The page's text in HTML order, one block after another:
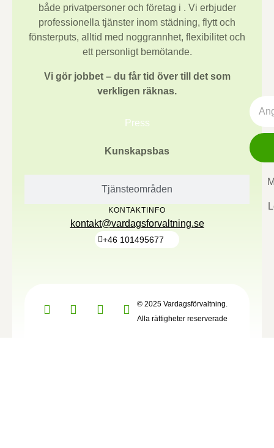
både privatpersoner och företag i . Vi erbjuder
professionella tjänster inom städning, flytt och
fönsterputs, alltid med noggrannhet, flexibilitet och
ett personligt bemötande.
Vi gör jobbet – du får tid över till det som
verkligen räknas.
Press
Tjänsteområden
Kunskapsbas
KONTAKTINFO
kontakt@vardagsforvaltning.se
+46 101495677
© 2025 Vardagsförvaltning.
Alla rättigheter reserverade